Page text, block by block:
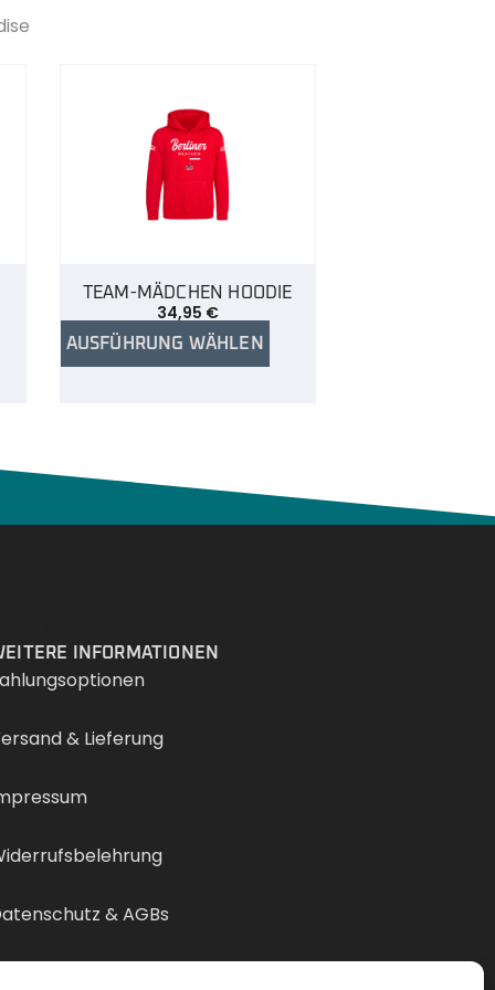
TEAM-MÄDCHEN HOODIE
34,95 €
AUSFÜHRUNG WÄHLEN
INFORMATIONEN
& Lieferung
& AGBs